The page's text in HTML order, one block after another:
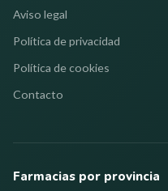
Aviso legal
Política de privacidad
Política de cookies
Contacto
Farmacias por provincia